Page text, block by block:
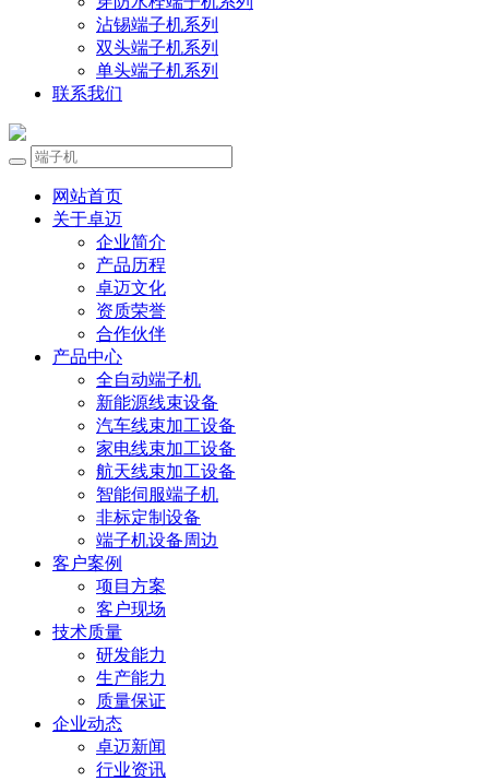
沾锡端子机系列
双头端子机系列
单头端子机系列
联系我们
网站首页
关于卓迈
企业简介
产品历程
卓迈文化
资质荣誉
合作伙伴
产品中心
全自动端子机
新能源线束设备
汽车线束加工设备
家电线束加工设备
航天线束加工设备
智能伺服端子机
非标定制设备
端子机设备周边
客户案例
项目方案
客户现场
技术质量
研发能力
生产能力
质量保证
企业动态
卓迈新闻
行业资讯